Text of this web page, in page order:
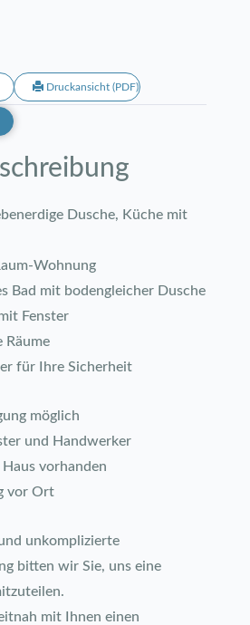
Druckansicht (PDF)
Dusche, Küche mit
Wohnung
Bad mit bodengleicher Dusche
Fenster
Räume
für Ihre Sicherheit
möglich
und Handwerker
vorhanden
vor Ort
unkomplizierte
bitten wir Sie, uns eine
mit Ihnen einen